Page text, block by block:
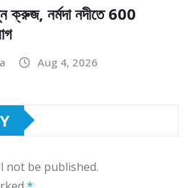
ক্রুজ, নর্মদা নদীতে 600
Aug 4, 2026
not be published.